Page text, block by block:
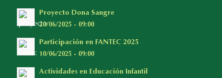
Proyecto Dona Sangre
20/06/2025 - 09:00
Participación en FANTEC 2025
10/06/2025 - 09:00
Actividades en Educación Infantil